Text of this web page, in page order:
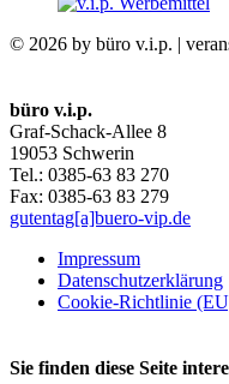
© 2026 by büro v.i.p. |
büro v.i.p.
Graf-Schack-Allee 8
19053 Schwerin
Tel.: 0385-63 83 270
Fax: 0385-63 83 279
gutentag[a]buero-vip.de
Impressum
Datenschutz­erklärung
Cookie-Richtlinie
Sie finden diese Seite